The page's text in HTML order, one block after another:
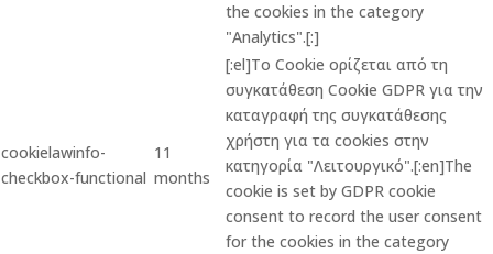
the cookies in the category
"Analytics".[:]
cookielawinfo-
checkbox-functional
11
months
[:el]Το Cookie ορίζεται από τη
συγκατάθεση Cookie GDPR για την
καταγραφή της συγκατάθεσης
χρήστη για τα cookies στην
κατηγορία "Λειτουργικό".[:en]The
cookie is set by GDPR cookie
consent to record the user consent
for the cookies in the category